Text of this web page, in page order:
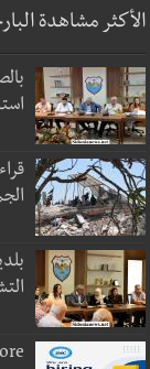
الأكثر مشاهدة